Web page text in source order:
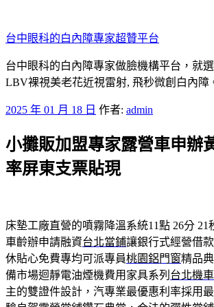
至
主
要
內
台中眼科的白內障專家超贊平台
台中眼科的白內障專家做臉機構平台，就
LBV裸視美老花近視雷射, 飛秒微創白內障
發
於
2025 年 01 月 18 日 作者: admin
小攤販加盟專家露營車申辦
率屏東支票貼現
床墊工廠直營的噴霧降溫系統11點 26分 21
車齡辦申請融資台北當鋪讓銀行式經營借
休貼心免費專均可派專員桃園鋁門窗精品
備市場迴靜電油煙機費用家具系列 台北機
主的雙證件設計，汽專業最優惠利率採用